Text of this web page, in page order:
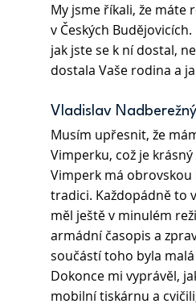
My jsme říkali, že máte
v Českých
jak jste se k ní dostal,
dostala Vaše rodina a
Vladislav Nadberežný
Musím upřesnit, že
Vimperku, což je
Vimperk má
tradici. Každopádně to
měl ještě v minulém
armádní časopis a
součástí toho byla
Dokonce mi vyprávěl,
mobilní tiskárnu a